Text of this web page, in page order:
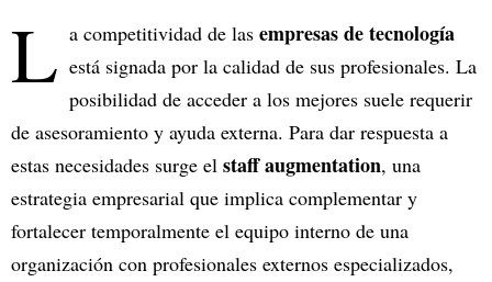
L a competitividad de las empresas de tecnología
está signada por la calidad de sus profesionales. La
posibilidad de acceder a los mejores suele requerir
de asesoramiento y ayuda externa. Para dar respuesta a
estas necesidades surge el staff augmentation, una
estrategia empresarial que implica complementar y
fortalecer temporalmente el equipo interno de una
organización con profesionales externos especializados,